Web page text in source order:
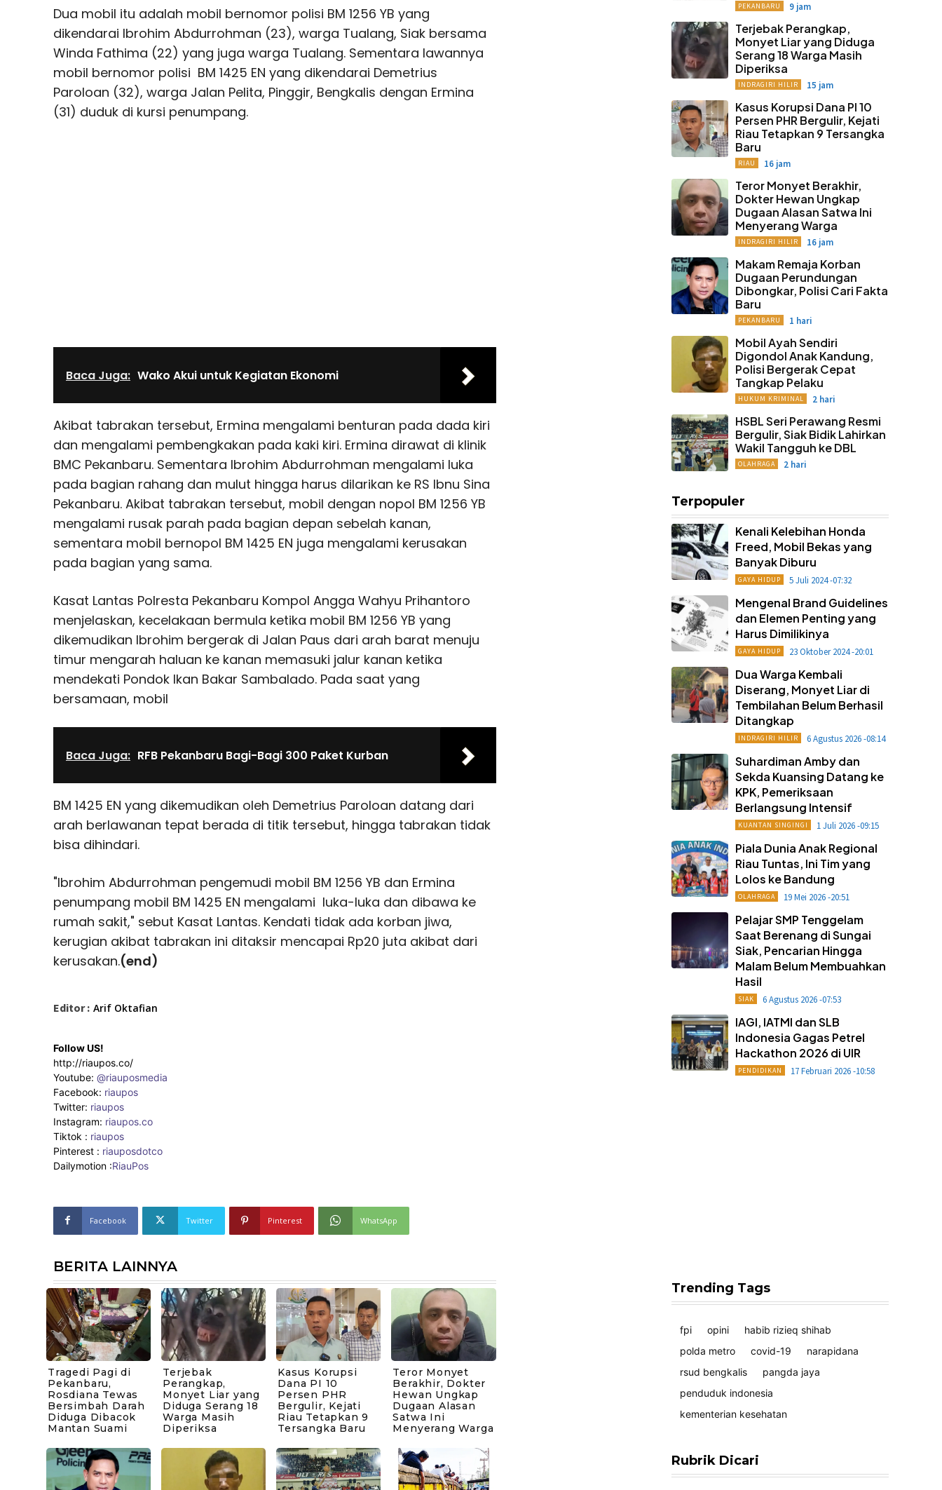
Dua mobil itu adalah mobil bernomor polisi BM 1256 YB yang
dikendarai Ibrohim Abdurrohman (23), warga Tualang, Siak bersama
Winda Fathima (22) yang juga warga Tualang. Sementara lawannya
mobil bernomor polisi BM 1425 EN yang dikendarai Demetrius
Paroloan (32), warga Jalan Pelita, Pinggir, Bengkalis dengan Ermina
(31) duduk di kursi penumpang.
Baca Juga: Wako Akui untuk Kegiatan Ekonomi
Akibat tabrakan tersebut, Ermina mengalami benturan pada dada kiri
dan mengalami pembengkakan pada kaki kiri. Ermina dirawat di klinik
BMC Pekanbaru. Sementara Ibrohim Abdurrohman mengalami luka
pada bagian rahang dan mulut hingga harus dilarikan ke RS Ibnu Sina
Pekanbaru. Akibat tabrakan tersebut, mobil dengan nopol BM 1256 YB
mengalami rusak parah pada bagian depan sebelah kanan,
sementara mobil bernopol BM 1425 EN juga mengalami kerusakan
pada bagian yang sama.
Kasat Lantas Polresta Pekanbaru Kompol Angga Wahyu Prihantoro
menjelaskan, kecelakaan bermula ketika mobil BM 1256 YB yang
dikemudikan Ibrohim bergerak di Jalan Paus dari arah barat menuju
timur mengarah haluan ke kanan memasuki jalur kanan ketika
mendekati Pondok Ikan Bakar Sambalado. Pada saat yang
bersamaan, mobil
Baca Juga: RFB Pekanbaru Bagi-Bagi 300 Paket Kurban
BM 1425 EN yang dikemudikan oleh Demetrius Paroloan datang dari
arah berlawanan tepat berada di titik tersebut, hingga tabrakan tidak
bisa dihindari.
"Ibrohim Abdurrohman pengemudi mobil BM 1256 YB dan Ermina
penumpang mobil BM 1425 EN mengalami luka-luka dan dibawa ke
rumah sakit," sebut Kasat Lantas. Kendati tidak ada korban jiwa,
kerugian akibat tabrakan ini ditaksir mencapai Rp20 juta akibat dari
kerusakan.(end)
Editor : Arif Oktafian
Follow US!
http://riaupos.co/
Youtube: @riauposmedia
Facebook: riaupos
Twitter: riaupos
Instagram: riaupos.co
Tiktok : riaupos
Pinterest : riauposdotco
Dailymotion :RiauPos
Facebook Twitter Pinterest WhatsApp
BERITA LAINNYA
Tragedi Pagi di
Pekanbaru,
Rosdiana Tewas
Bersimbah Darah
Diduga Dibacok
Mantan Suami
Terjebak
Perangkap,
Monyet Liar yang
Diduga Serang 18
Warga Masih
Diperiksa
Kasus Korupsi
Dana PI 10
Persen PHR
Bergulir, Kejati
Riau Tetapkan 9
Tersangka Baru
Teror Monyet
Berakhir, Dokter
Hewan Ungkap
Dugaan Alasan
Satwa Ini
Menyerang Warga
PEKANBARU 9 jam
Terjebak Perangkap,
Monyet Liar yang Diduga
Serang 18 Warga Masih
Diperiksa
INDRAGIRI HILIR 15 jam
Kasus Korupsi Dana PI 10
Persen PHR Bergulir, Kejati
Riau Tetapkan 9 Tersangka
Baru
RIAU 16 jam
Teror Monyet Berakhir,
Dokter Hewan Ungkap
Dugaan Alasan Satwa Ini
Menyerang Warga
INDRAGIRI HILIR 16 jam
Makam Remaja Korban
Dugaan Perundungan
Dibongkar, Polisi Cari Fakta
Baru
PEKANBARU 1 hari
Mobil Ayah Sendiri
Digondol Anak Kandung,
Polisi Bergerak Cepat
Tangkap Pelaku
HUKUM KRIMINAL 2 hari
HSBL Seri Perawang Resmi
Bergulir, Siak Bidik Lahirkan
Wakil Tangguh ke DBL
OLAHRAGA 2 hari
Terpopuler
Kenali Kelebihan Honda
Freed, Mobil Bekas yang
Banyak Diburu
GAYA HIDUP 5 Juli 2024 -07:32
Mengenal Brand Guidelines
dan Elemen Penting yang
Harus Dimilikinya
GAYA HIDUP 23 Oktober 2024 -20:01
Dua Warga Kembali
Diserang, Monyet Liar di
Tembilahan Belum Berhasil
Ditangkap
INDRAGIRI HILIR 6 Agustus 2026 -08:14
Suhardiman Amby dan
Sekda Kuansing Datang ke
KPK, Pemeriksaan
Berlangsung Intensif
KUANTAN SINGINGI 1 Juli 2026 -09:15
Piala Dunia Anak Regional
Riau Tuntas, Ini Tim yang
Lolos ke Bandung
OLAHRAGA 19 Mei 2026 -20:51
Pelajar SMP Tenggelam
Saat Berenang di Sungai
Siak, Pencarian Hingga
Malam Belum Membuahkan
Hasil
SIAK 6 Agustus 2026 -07:53
IAGI, IATMI dan SLB
Indonesia Gagas Petrel
Hackathon 2026 di UIR
PENDIDIKAN 17 Februari 2026 -10:58
Trending Tags
fpi opini
habib rizieq shihab
polda metro
covid-19
narapidana
rsud bengkalis
pangda jaya
penduduk indonesia
kementerian kesehatan
Rubrik Dicari